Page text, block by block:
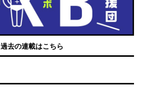
過去の連載はこちら